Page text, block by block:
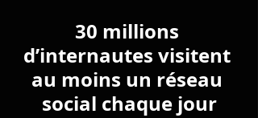
30 millions
d’internautes visitent
au moins un réseau
social chaque jour